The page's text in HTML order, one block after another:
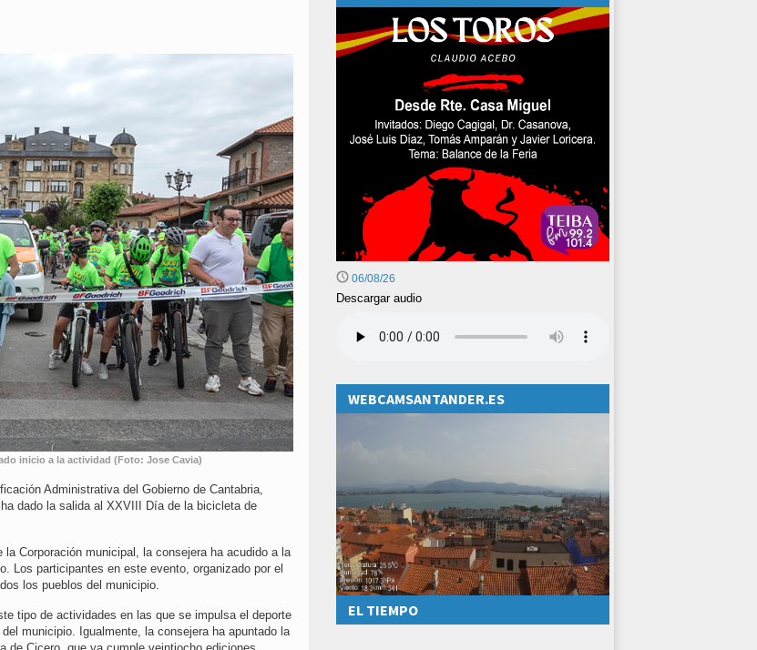
inicio a la actividad (Foto: Jose Cavia)
Administrativa del Gobierno de Cantabria,
dado la salida al XXVIII Día de la bicicleta de
Corporación municipal, la consejera ha acudido a la
Los participantes en este evento, organizado por el
los pueblos del municipio.
tipo de actividades en las que se impulsa el deporte
municipio. Igualmente, la consejera ha apuntado la
06/08/26
Descargar audio
WEBCAMSANTANDER.ES
EL TIEMPO